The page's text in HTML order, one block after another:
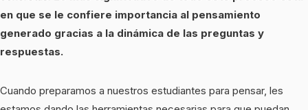
en que se le confiere importancia al pensamiento
generado gracias a la dinámica de las preguntas y
respuestas.
Cuando preparamos a nuestros estudiantes para pensar, les